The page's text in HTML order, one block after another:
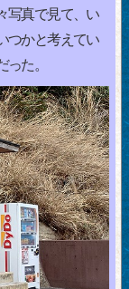
写真で見て、い
つかと考えてい
た。